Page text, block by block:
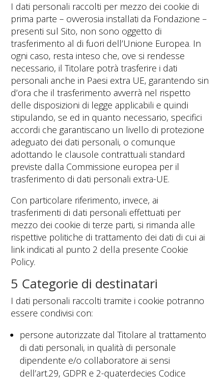
I dati personali raccolti per mezzo dei cookie di
prima parte – ovverosia installati da Fondazione –
presenti sul Sito, non sono oggetto di
trasferimento al di fuori dell’Unione Europea. In
ogni caso, resta inteso che, ove si rendesse
necessario, il Titolare potrà trasferire i dati
personali anche in Paesi extra UE, garantendo sin
d’ora che il trasferimento avverrà nel rispetto
delle disposizioni di legge applicabili e quindi
stipulando, se ed in quanto necessario, specifici
accordi che garantiscano un livello di protezione
adeguato dei dati personali, o comunque
adottando le clausole contrattuali standard
previste dalla Commissione europea per il
trasferimento di dati personali extra-UE.
Con particolare riferimento, invece, ai
trasferimenti di dati personali effettuati per
mezzo dei cookie di terze parti, si rimanda alle
rispettive politiche di trattamento dei dati di cui ai
link indicati al punto 2 della presente Cookie
Policy.
5 Categorie di destinatari
I dati personali raccolti tramite i cookie potranno
essere condivisi con:
persone autorizzate dal Titolare al trattamento
di dati personali, in qualità di personale
dipendente e/o collaboratore ai sensi
dell’art.29, GDPR e 2-quaterdecies Codice